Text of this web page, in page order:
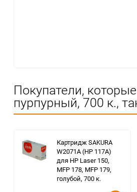
Покупатели,
пурпурный, 700 к.,
Картридж SAKURA
W2071A (HP 117A)
для HP Laser 150,
MFP 178, MFP 179,
голубой, 700 к.